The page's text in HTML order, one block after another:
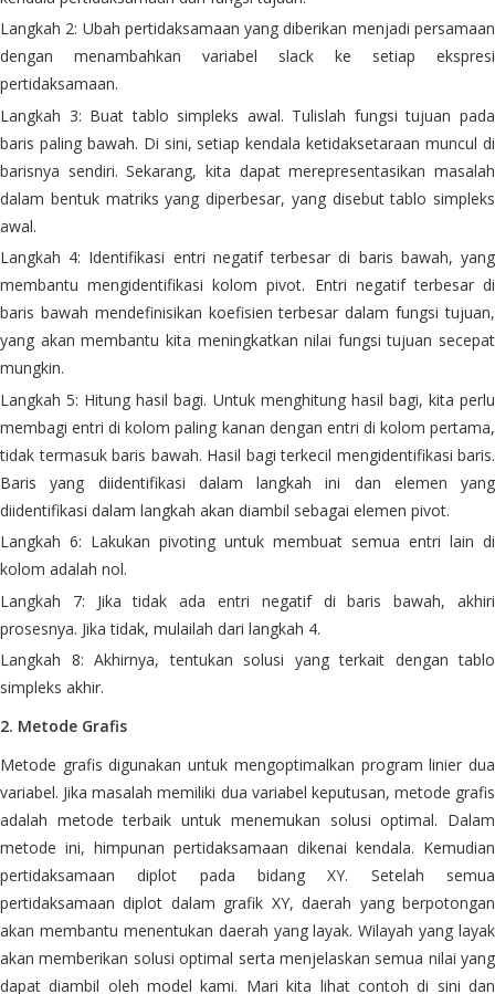
Langkah 2: Ubah pertidaksamaan yang diberikan menjadi persamaan
dengan menambahkan variabel slack ke setiap ekspresi
pertidaksamaan.
Langkah 3: Buat tablo simpleks awal. Tulislah fungsi tujuan pada
baris paling bawah. Di sini, setiap kendala ketidaksetaraan muncul di
barisnya sendiri. Sekarang, kita dapat merepresentasikan masalah
dalam bentuk matriks yang diperbesar, yang disebut tablo simpleks
awal.
Langkah 4: Identifikasi entri negatif terbesar di baris bawah, yang
membantu mengidentifikasi kolom pivot. Entri negatif terbesar di
baris bawah mendefinisikan koefisien terbesar dalam fungsi tujuan,
yang akan membantu kita meningkatkan nilai fungsi tujuan secepat
mungkin.
Langkah 5: Hitung hasil bagi. Untuk menghitung hasil bagi, kita perlu
membagi entri di kolom paling kanan dengan entri di kolom pertama,
tidak termasuk baris bawah. Hasil bagi terkecil mengidentifikasi baris.
Baris yang diidentifikasi dalam langkah ini dan elemen yang
diidentifikasi dalam langkah akan diambil sebagai elemen pivot.
Langkah 6: Lakukan pivoting untuk membuat semua entri lain di
kolom adalah nol.
Langkah 7: Jika tidak ada entri negatif di baris bawah, akhiri
prosesnya. Jika tidak, mulailah dari langkah 4.
Langkah 8: Akhirnya, tentukan solusi yang terkait dengan tablo
simpleks akhir.
2. Metode Grafis
Metode grafis digunakan untuk mengoptimalkan program linier dua
variabel. Jika masalah memiliki dua variabel keputusan, metode grafis
adalah metode terbaik untuk menemukan solusi optimal. Dalam
metode ini, himpunan pertidaksamaan dikenai kendala. Kemudian
pertidaksamaan diplot pada bidang XY. Setelah semua
pertidaksamaan diplot dalam grafik XY, ​​daerah yang berpotongan
akan membantu menentukan daerah yang layak. Wilayah yang layak
akan memberikan solusi optimal serta menjelaskan semua nilai yang
dapat diambil oleh model kami. Mari kita lihat contoh di sini dan